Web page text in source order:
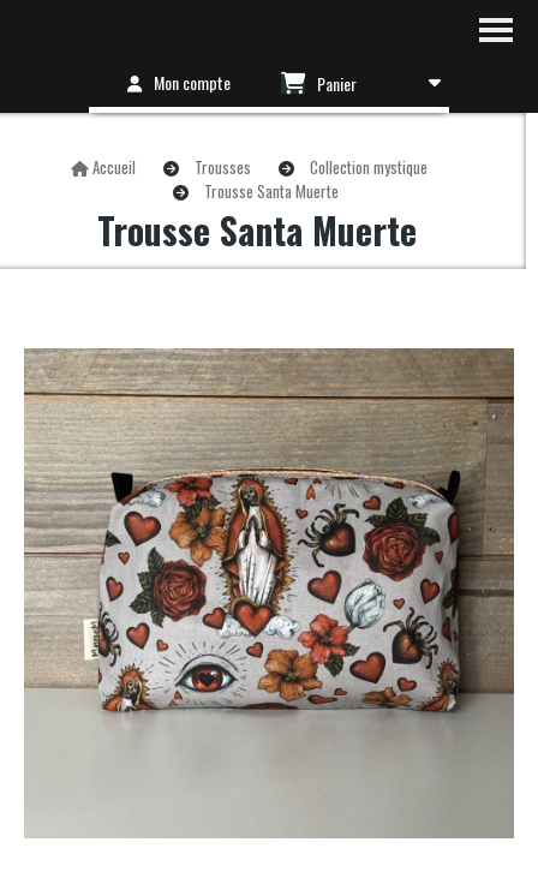
Mon compte Panier
Accueil Trousses
Collection mystique
Trousse Santa Muerte
Trousse Santa Muerte